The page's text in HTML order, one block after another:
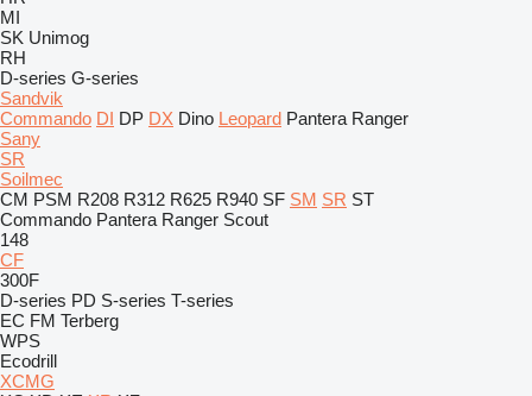
MI
SK Unimog
RH
D-series G-series
Sandvik
Commando DI DP DX Dino Leopard Pantera Ranger
Sany
SR
Soilmec
CM PSM R208 R312 R625 R940 SF SM SR ST
Commando Pantera Ranger Scout
148
CF
300F
D-series PD S-series T-series
EC FM Terberg
WPS
Ecodrill
XCMG